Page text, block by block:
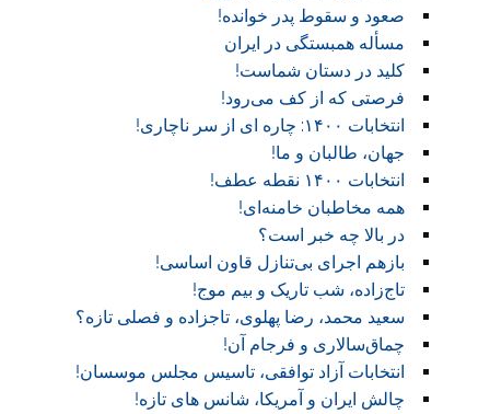
صعود و سقوط پدر خوانده!‏
مسأله همبستگی در ایران
کلید در دستان شماست!‏
فرصتی که از کف می‌رود!
انتخابات ۱۴۰۰: چاره ای از سر ناچاری!
جهان، طالبان و ما!
انتخابات ۱۴۰۰ نقطه عطف!‏
همه مخاطبان خامنه‌ای!
در بالا چه خبر است؟‎ ‎
بازهم اجرای بی‌تنازل قاون اساسی!
تاج‌زاده، شب تاریک و بیم موج!
سعید محمد، رضا پهلوی، تاجزاده و فصلی تازه؟
چماق‌سالاری و فرجام آن!‏
انتخابات آزاد توافقی، تاسیس مجلس موسسان!‏
چالش ایران و آمریکا، شانس های تازه!